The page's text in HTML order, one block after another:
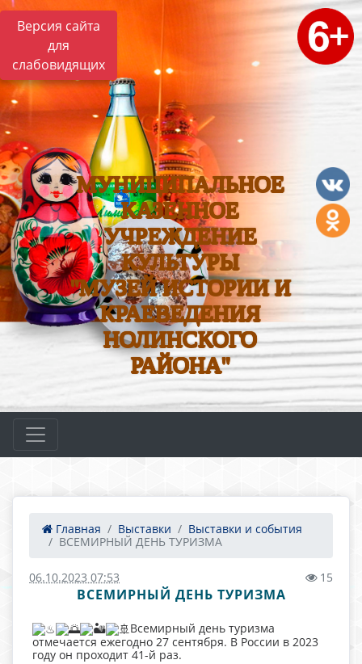
Версия сайта
для
слабовидящих
МУНИЦИПАЛЬНОЕ
КАЗЕННОЕ
УЧРЕЖДЕНИЕ
КУЛЬТУРЫ
"МУЗЕЙ ИСТОРИИ И
КРАЕВЕДЕНИЯ
НОЛИНСКОГО
РАЙОНА"
Главная Выставки
Выставки и события
ВСЕМИРНЫЙ ДЕНЬ ТУРИЗМА
06.10.2023 07:53 15
ВСЕМИРНЫЙ ДЕНЬ ТУРИЗМА
Всемирный день туризма
отмечается ежегодно 27 сентября. В России в 2023
году он проходит 41-й раз.